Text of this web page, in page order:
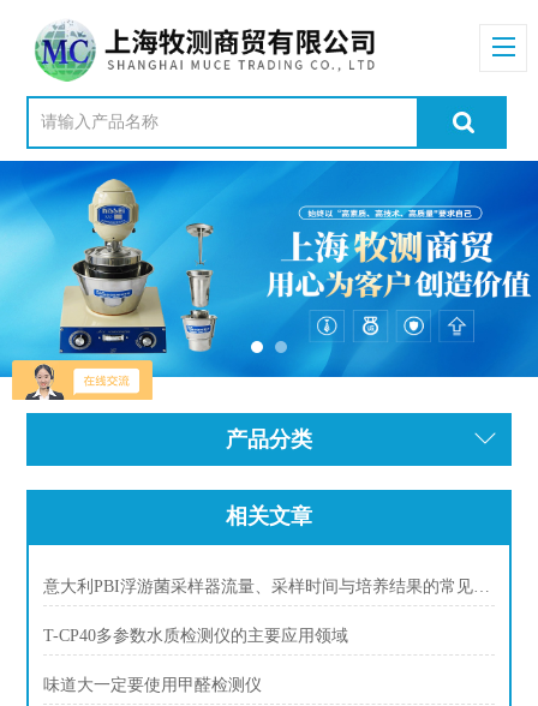
产品分类
相关文章
意大利PBI浮游菌采样器流量、采样时间与培养结果的常见疑问
T-CP40多参数水质检测仪的主要应用领域
味道大一定要使用甲醛检测仪